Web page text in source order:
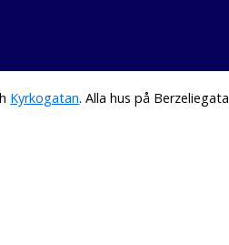
Kyrkogatan. Alla hus på